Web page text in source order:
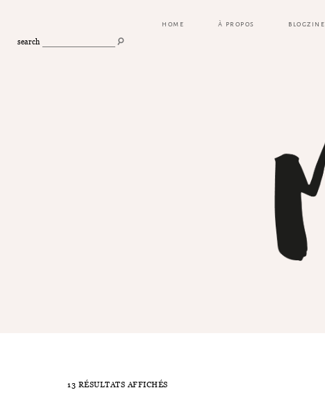
search
HOME À PROPOS BLOGZINE
13 RÉSULTATS AFFICHÉS